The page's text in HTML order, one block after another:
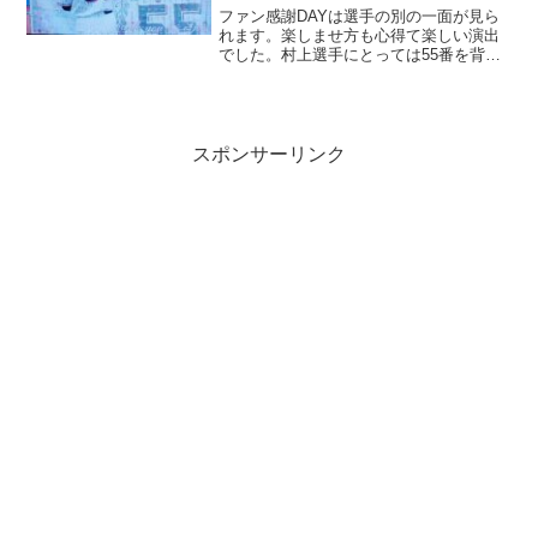
ファン感謝DAYは選手の別の一面が見ら
れます。楽しませ方も心得て楽しい演出
でした。村上選手にとっては55番を背負
スポンサーリンク